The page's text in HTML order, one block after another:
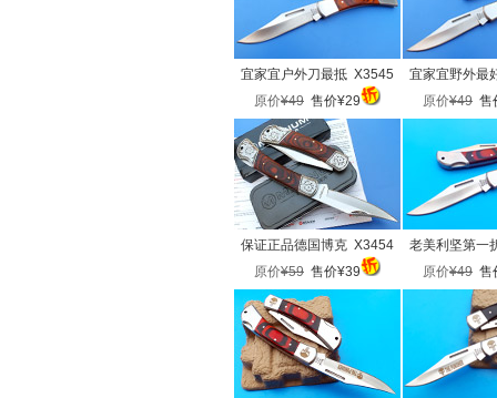
宜家宜户外刀最抵 X3545
原价¥49 售价¥29
宜家宜野外最
原价¥49 售
保证正品德国博克 X3454
原价¥59 售价¥39
老美利坚第一
原价¥49 售